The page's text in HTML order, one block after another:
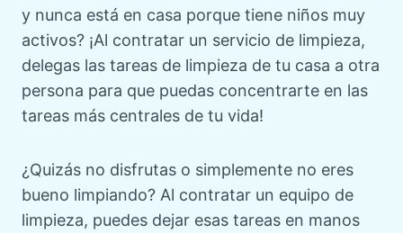
y nunca está en casa porque tiene niños muy
activos? ¡Al contratar un servicio de limpieza,
delegas las tareas de limpieza de tu casa a otra
persona para que puedas concentrarte en las
tareas más centrales de tu vida!
¿Quizás no disfrutas o simplemente no eres
bueno limpiando? Al contratar un equipo de
limpieza, puedes dejar esas tareas en manos